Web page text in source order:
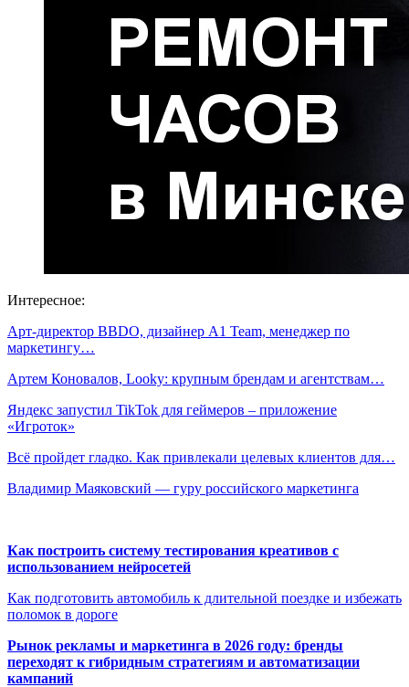
Интересное:
Арт-директор BBDO, дизайнер A1 Team, менеджер по
маркетингу…
Артем Коновалов, Looky: крупным брендам и агентствам…
Яндекс запустил TikTok для геймеров – приложение
«Игроток»
Всё пройдет гладко. Как привлекали целевых клиентов для…
Владимир Маяковский — гуру российского маркетинга
Как построить систему тестирования креативов с
использованием нейросетей
Как подготовить автомобиль к длительной поездке и избежать
поломок в дороге
Рынок рекламы и маркетинга в 2026 году: бренды
переходят к гибридным стратегиям и автоматизации
кампаний